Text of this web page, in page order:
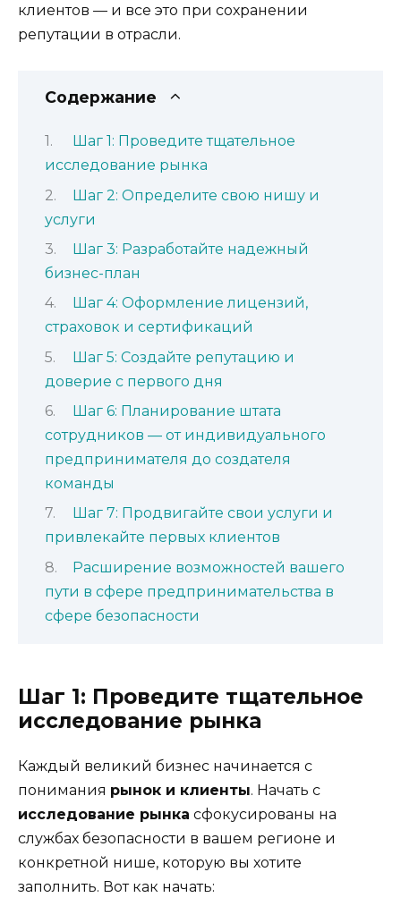
клиентов — и все это при сохранении
репутации в отрасли.
Содержание
Шаг 1: Проведите тщательное
исследование рынка
Шаг 2: Определите свою нишу и
услуги
Шаг 3: Разработайте надежный
бизнес-план
Шаг 4: Оформление лицензий,
страховок и сертификаций
Шаг 5: Создайте репутацию и
доверие с первого дня
Шаг 6: Планирование штата
сотрудников — от индивидуального
предпринимателя до создателя
команды
Шаг 7: Продвигайте свои услуги и
привлекайте первых клиентов
Расширение возможностей вашего
пути в сфере предпринимательства в
сфере безопасности
Шаг 1: Проведите тщательное
исследование рынка
Каждый великий бизнес начинается с
понимания рынок и клиенты. Начать с
исследование рынка сфокусированы на
службах безопасности в вашем регионе и
конкретной нише, которую вы хотите
заполнить. Вот как начать: